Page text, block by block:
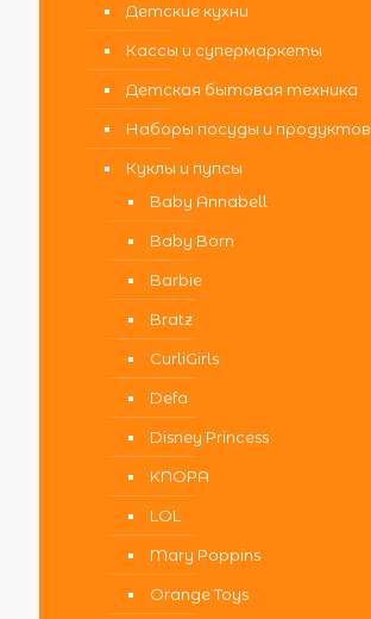
Детские кухни
Кассы и супермаркеты
Детская бытовая техника
Наборы посуды и продуктов
Куклы и пупсы
Baby Annabell
Baby Born
Barbie
Bratz
CurliGirls
Defa
Disney Princess
KNOPA
LOL
Mary Poppins
Orange Toys